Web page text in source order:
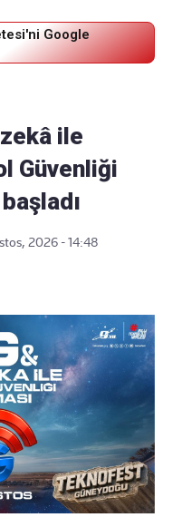
Google
ile
Güvenliği
2026 - 14:48